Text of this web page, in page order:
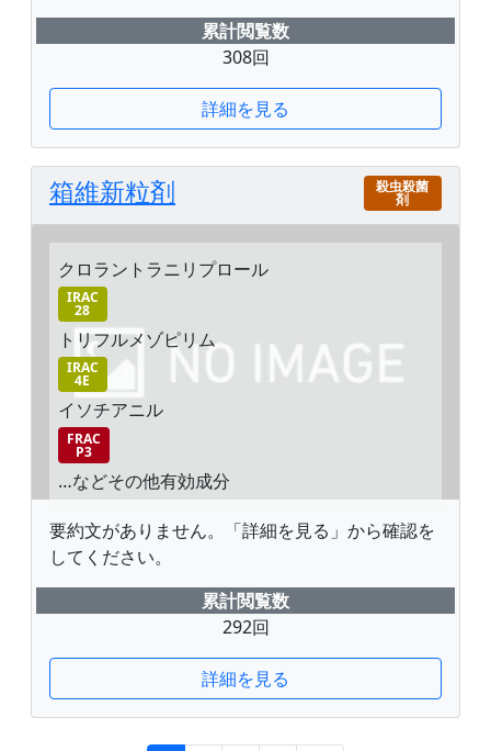
累計閲覧数
308回
詳細を見る
箱維新粒剤 殺虫殺菌
剤
クロラントラニリプロール
IRAC
28
トリフルメゾピリム
IRAC
4E
イソチアニル
FRAC
P3
…などその他有効成分
要約文がありません。「詳細を見る」から確認を
してください。
累計閲覧数
292回
詳細を見る